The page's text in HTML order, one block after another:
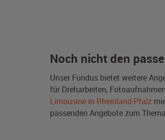
Noch nicht den
Unser Fundus bietet weitere
für Dreharbeiten,
Limousine in Rheinland-Pfalz
passenden Angebote zum Thema